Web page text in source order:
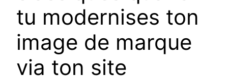
tu modernises ton
image de marque
via ton site